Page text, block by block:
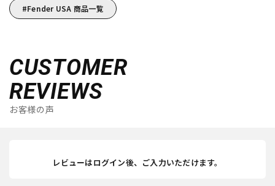
Fender USA 商品一覧
CUSTOMER
REVIEWS
お客様の声
レビューはログイン後、ご入力いただけます。